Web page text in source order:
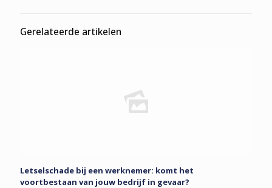
Gerelateerde artikelen
Letselschade bij een werknemer: komt het
voortbestaan van jouw bedrijf in gevaar?